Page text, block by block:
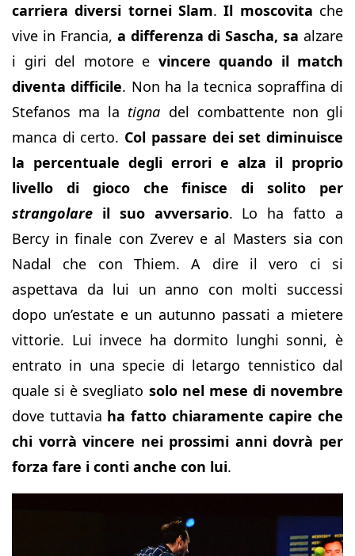
carriera diversi tornei Slam.Il moscovita che
vive in Francia, a differenza di Sascha, sa alzare
i giri del motore e vincere quando il match
diventa difficile. Non ha la tecnica sopraffina di
Stefanos ma la tigna del combattente non gli
manca di certo. Col passare dei set diminuisce
la percentuale degli errori e alza il proprio
livello di gioco che finisce di solito per
strangolare il suo avversario. Lo ha fatto a
Bercy in finale con Zverev e al Masters sia con
Nadal che con Thiem. A dire il vero ci si
aspettava da lui un anno con molti successi
dopo un’estate e un autunno passati a mietere
vittorie. Lui invece ha dormito lunghi sonni, è
entrato in una specie di letargo tennistico dal
quale si è svegliato solo nel mese di novembre
dove tuttavia ha fatto chiaramente capire che
chi vorrà vincere nei prossimi anni dovrà per
forza fare i conti anche con lui.